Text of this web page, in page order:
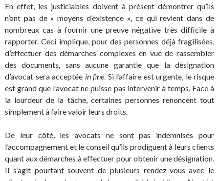
En effet, les justiciables doivent à présent démontrer qu’ils
n’ont pas de « moyens d’existence », ce qui revient dans de
nombreux cas à fournir une preuve négative très difficile à
rapporter. Ceci implique, pour des personnes déjà fragilisées,
d’effectuer des démarches complexes en vue de rassembler
des documents, sans aucune garantie que la désignation
d’avocat sera acceptée in fine. Si l’affaire est urgente, le risque
est grand que l’avocat ne puisse pas intervenir à temps. Face à
la lourdeur de la tâche, certaines personnes renoncent tout
simplement à faire valoir leurs droits.
De leur côté, les avocats ne sont pas indemnisés pour
l’accompagnement et le conseil qu’ils prodiguent à leurs clients
quant aux démarches à effectuer pour obtenir une désignation.
Il s’agit pourtant souvent de plusieurs rendez-vous avec le